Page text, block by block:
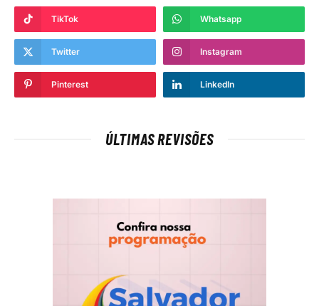
TikTok Whatsapp
Twitter Instagram
Pinterest LinkedIn
ÚLTIMAS REVISÕES